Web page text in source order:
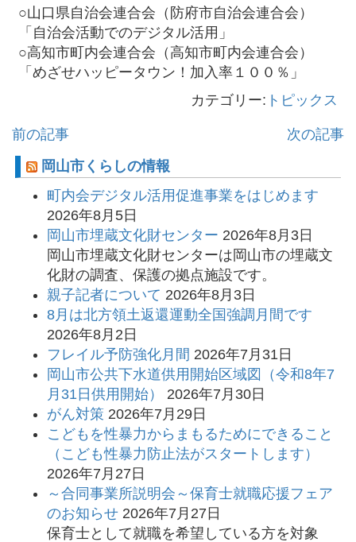
○山口県自治会連合会（防府市自治会連合会）
「自治会活動でのデジタル活用」
○高知市町内会連合会（高知市町内会連合会）
「めざせハッピータウン！加入率１００％」
カテゴリー: トピックス
前の記事
次の記事
岡山市くらしの情報
町内会デジタル活用促進事業をはじめます
2026年8月5日
岡山市埋蔵文化財センター 2026年8月3日
岡山市埋蔵文化財センターは岡山市の埋蔵文
化財の調査、保護の拠点施設です。
親子記者について 2026年8月3日
8月は北方領土返還運動全国強調月間です
2026年8月2日
フレイル予防強化月間 2026年7月31日
岡山市公共下水道供用開始区域図（令和8年7
月31日供用開始）
2026年7月30日
がん対策 2026年7月29日
こどもを性暴力からまもるためにできること
（こども性暴力防止法がスタートします）
2026年7月27日
～合同事業所説明会～保育士就職応援フェア
のお知らせ 2026年7月27日
保育士として就職を希望している方を対象